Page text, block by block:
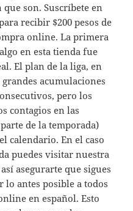
son. Suscríbete en
recibir $200 pesos de
online. La primera
en esta tienda fue
El plan de la liga, en
acumulaciones
pero los
contagios en las
de la temporada)
calendario. En el caso
puedes visitar nuestra
asegurarte que sigues
lo antes posible a todos
en español. Esto